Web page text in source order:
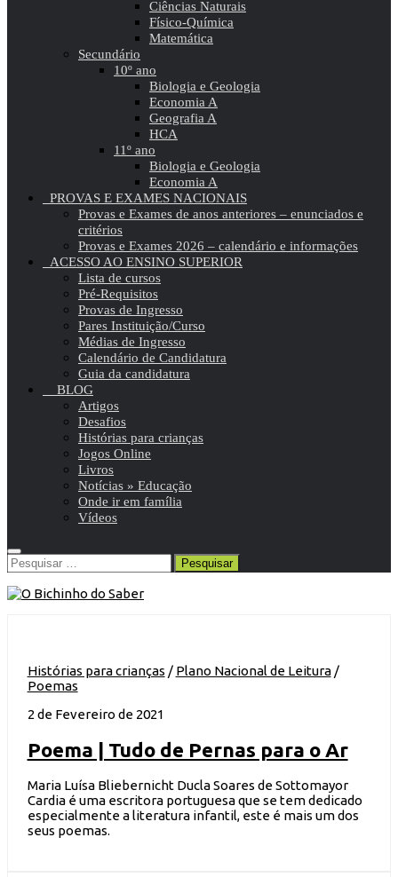
Ciências Naturais
Físico-Química
Matemática
Secundário
10º ano
Biologia e Geologia
Economia A
Geografia A
HCA
11º ano
Biologia e Geologia
Economia A
PROVAS E EXAMES NACIONAIS
Provas e Exames de anos anteriores – enunciados e
critérios
Provas e Exames 2026 – calendário e informações
ACESSO AO ENSINO SUPERIOR
Lista de cursos
Pré-Requisitos
Provas de Ingresso
Pares Instituição/Curso
Médias de Ingresso
Calendário de Candidatura
Guia da candidatura
BLOG
Artigos
Desafios
Histórias para crianças
Jogos Online
Livros
Notícias » Educação
Onde ir em família
Vídeos
Pesquisar
por:
Histórias para crianças / Plano Nacional de Leitura/
Poemas
2 de Fevereiro de 2021
Poema | Tudo de Pernas para o Ar
Maria Luísa Bliebernicht Ducla Soares de Sottomayor
Cardia é uma escritora portuguesa que se tem dedicado
especialmente a literatura infantil, este é mais um dos
seus poemas.